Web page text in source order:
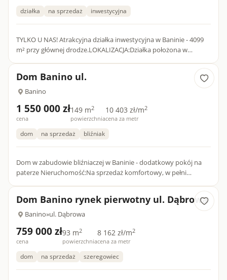
działka na sprzedaż inwestycyjna
TYLKO U NAS! Atrakcyjna działka inwestycyjna w Baninie - 4099
m² przy głównej drodze.LOKALIZACJA:Działka położona w
Dom Banino ul.
Banino
1 550 000 zł
cena
149 m2
powierzchnia
10 403 zł/m2
cena za metr
dom na sprzedaż bliźniak
Dom w zabudowie bliźniaczej w Baninie - dodatkowy pokój na
paterze Nieruchomość:Na sprzedaż komfortowy, w pełni
Dom Banino rynek pierwotny ul. Dąbrowa
Banino»ul. Dąbrowa
759 000 zł
cena
93 m2
powierzchnia
8 162 zł/m2
cena za metr
dom na sprzedaż szeregowiec